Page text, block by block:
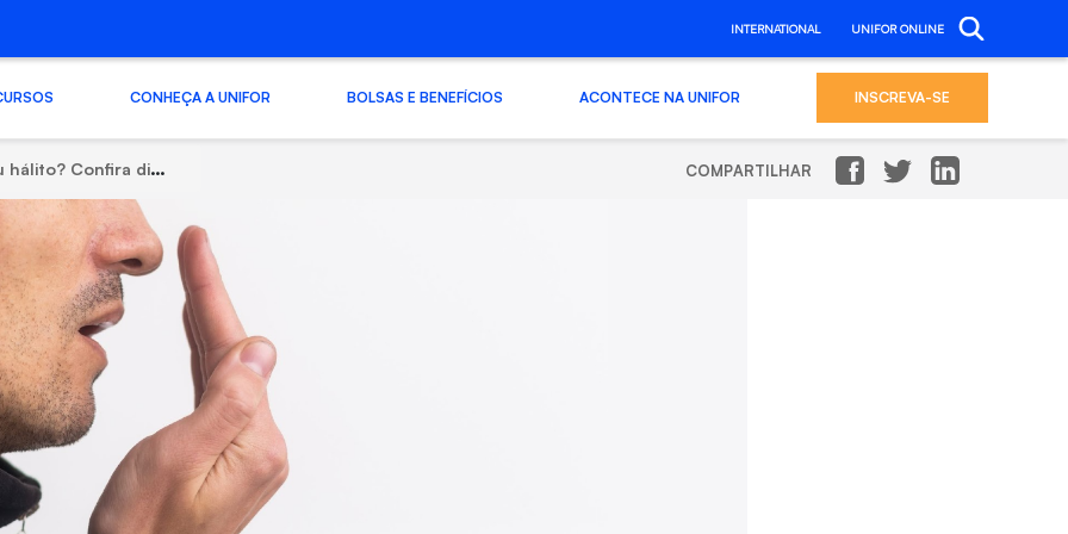
INTERNATIONAL UNIFOR ONLINE
CONHEÇA A UNIFOR BOLSAS E BENEFÍCIOS ACONTECE NA UNIFOR INSCREVA-SE
o problema e melhorar a saúde bucal COMPARTILHAR